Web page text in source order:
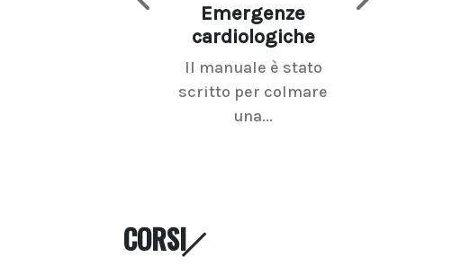
Emergenze
cardiologiche
Il manuale è stato
scritto per colmare
una...
CORSI